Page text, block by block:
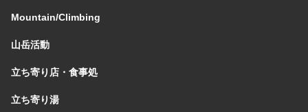
Mountain/Climbing
山岳活動
立ち寄り店・食事処
立ち寄り湯